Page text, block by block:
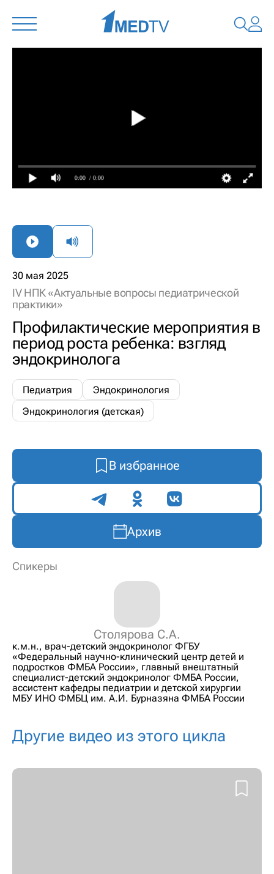
0:00 / 0:00
30 мая 2025
IV НПК «Актуальные вопросы педиатрической
практики»
Профилактические мероприятия в
период роста ребенка: взгляд
эндокринолога
Педиатрия
Эндокринология
Эндокринология (детская)
В избранное
Поделиться
Архив
Спикеры
Столярова С.А.
к.м.н., врач-детский эндокринолог ФГБУ
«Федеральный научно-клинический центр детей и
подростков ФМБА России», главный внештатный
специалист-детский эндокринолог ФМБА России,
ассистент кафедры педиатрии и детской хирургии
МБУ ИНО ФМБЦ им. А.И. Бурназяна ФМБА России
Другие видео из этого цикла